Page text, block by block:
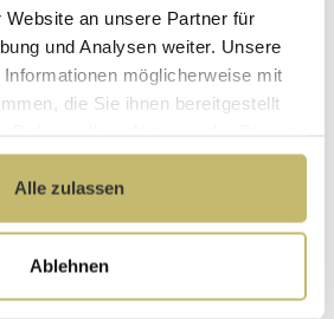
Website an unsere Partner für
und Analysen weiter. Unsere
möglicherweise mit
die Sie ihnen bereitgestellt
Alle zulassen
Ablehnen
64,90 €*
Warenkorb